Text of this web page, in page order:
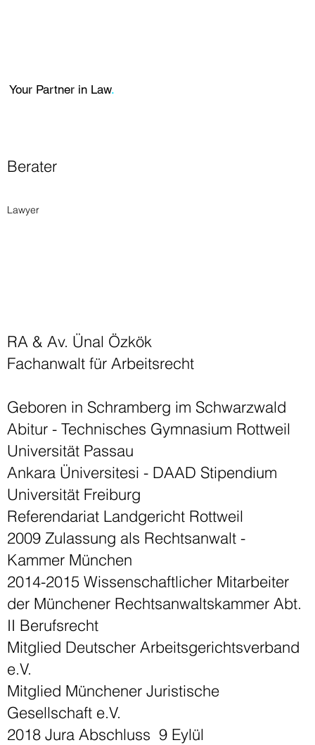
Your Partner in Law.
Berater
Lawyer
RA & Av. Ünal Özkök
Fachanwalt für Arbeitsrecht
Geboren in Schramberg im Schwarzwald
Abitur - Technisches Gymnasium Rottweil
Universität Passau
Ankara Üniversitesi - DAAD Stipendium
Universität Freiburg
Referendariat Landgericht Rottweil
2009 Zulassung als Rechtsanwalt -
Kammer München
2014-2015 Wissenschaftlicher Mitarbeiter
der Münchener Rechtsanwaltskammer Abt.
II Berufsrecht
Mitglied Deutscher Arbeitsgerichtsverband
e.V.
Mitglied Münchener Juristische
Gesellschaft e.V.
2018 Jura Abschluss 9 Eylül